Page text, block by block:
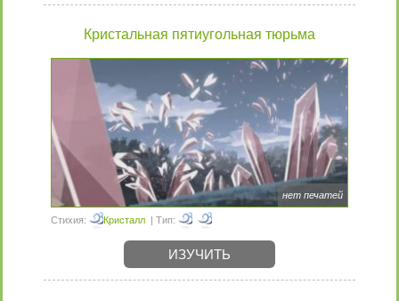
Кристальная пятиугольная тюрьма
нет печатей
Стихия: Кристалл | Тип:
ИЗУЧИТЬ